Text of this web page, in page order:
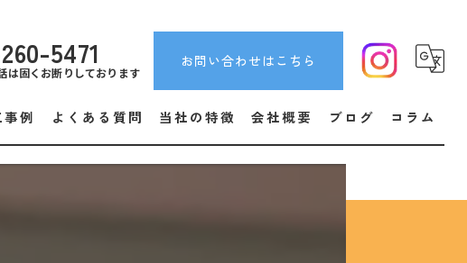
5471
は固くお断りしております
お問い合わせはこちら
例 よくある質問 当社の特徴 会社概要 ブログ コラム